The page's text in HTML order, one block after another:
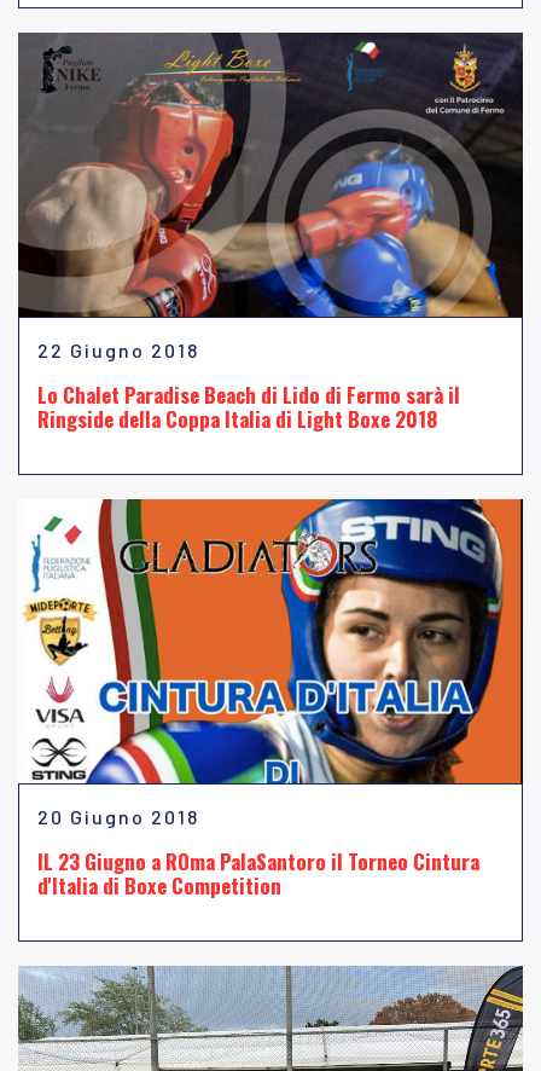
22 Giugno 2018
Lo Chalet Paradise Beach di Lido di Fermo sarà il
Ringside della Coppa Italia di Light Boxe 2018
20 Giugno 2018
IL 23 Giugno a ROma PalaSantoro il Torneo Cintura
d'Italia di Boxe Competition